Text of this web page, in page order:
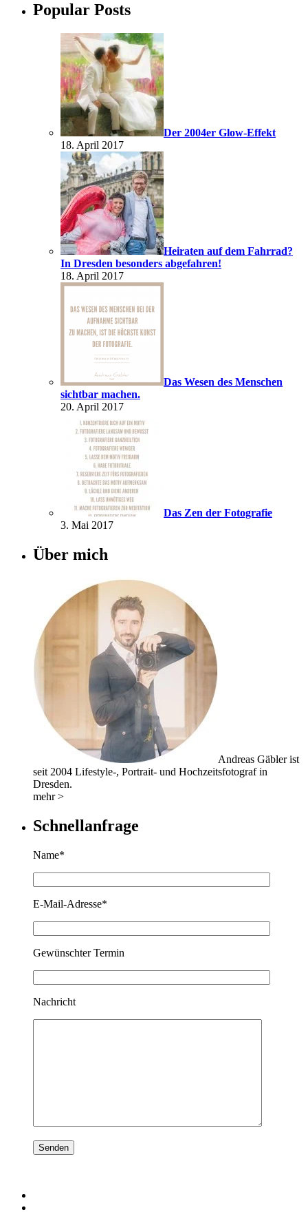
Popular Posts
Der 2004er Glow-Effekt
18. April 2017
Heiraten auf dem Fahrrad?
In Dresden besonders abgefahren!
18. April 2017
Das Wesen des Menschen
sichtbar machen.
20. April 2017
Das Zen der Fotografie
3. Mai 2017
Über mich
Andreas Gäbler ist
seit 2004 Lifestyle-, Portrait- und Hochzeitsfotograf in
Dresden.
mehr >
Schnellanfrage
Name*
E-Mail-Adresse*
Gewünschter Termin
Nachricht